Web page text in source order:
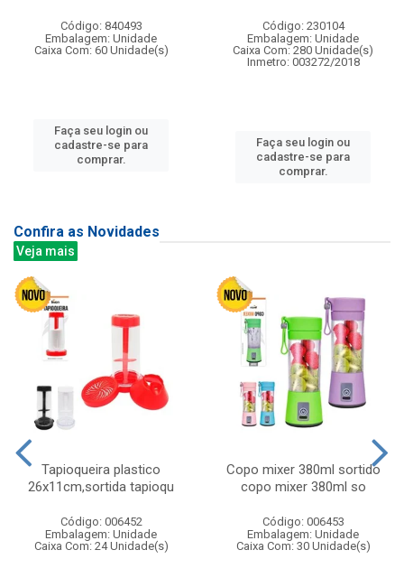
Código: 840493
Embalagem: Unidade
Caixa Com: 60 Unidade(s)
Faça seu login ou
cadastre-se para
comprar.
Código: 230104
Embalagem: Unidade
Caixa Com: 280 Unidade(s)
Inmetro: 003272/2018
Faça seu login ou
cadastre-se para
comprar.
Confira as Novidades
Veja mais
Tapioqueira plastico
26x11cm,sortida tapioqu
Código: 006452
Embalagem: Unidade
Caixa Com: 24 Unidade(s)
Copo mixer 380ml sortido
copo mixer 380ml so
Código: 006453
Embalagem: Unidade
Caixa Com: 30 Unidade(s)